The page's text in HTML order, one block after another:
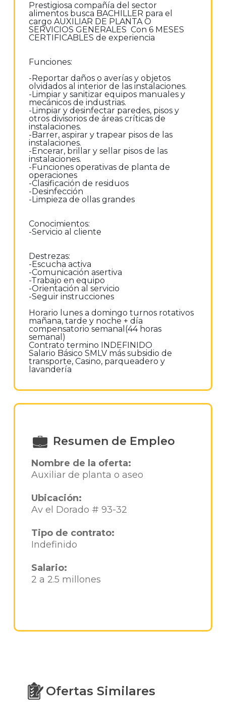
Prestigiosa compañía del sector
alimentos busca BACHILLER para el
cargo AUXILIAR DE PLANTA O
SERVICIOS GENERALES Con 6 MESES
CERTIFICABLES de experiencia
Funciones:
-Reportar daños o averías y objetos
olvidados al interior de las instalaciones.
-Limpiar y sanitizar equipos manuales y
mecánicos de industrias.
-Limpiar y desinfectar paredes, pisos y
otros divisorios de áreas críticas de
instalaciones.
-Barrer, aspirar y trapear pisos de las
instalaciones.
-Encerar, brillar y sellar pisos de las
instalaciones.
-Funciones operativas de planta de
operaciones
-Clasificación de residuos
-Desinfección
-Limpieza de ollas grandes
Conocimientos:
-Servicio al cliente
Destrezas:
-Escucha activa
-Comunicación asertiva
-Trabajo en equipo
-Orientación al servicio
-Seguir instrucciones
Horario lunes a domingo turnos rotativos
mañana, tarde y noche + día
compensatorio semanal(44 horas
semanal)
Contrato termino INDEFINIDO
Salario Básico SMLV más subsidio de
transporte, Casino, parqueadero y
lavandería
Resumen de Empleo
Nombre de la oferta:
Auxiliar de planta o aseo
Ubicación:
Av el Dorado # 93-32
Tipo de contrato:
Indefinido
Salario:
2 a 2.5 millones
Ofertas Similares